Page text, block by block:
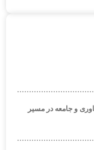
و جامعه در مسیر